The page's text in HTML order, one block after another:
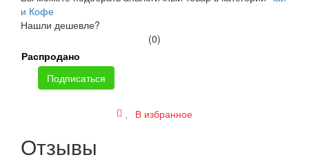
и Кофе
Нашли дешевле?
(0)
Распродано
Подписаться
В избранное
Отзывы